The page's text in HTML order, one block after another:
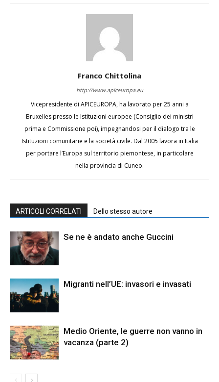
Franco Chittolina
http://www.apiceuropa.eu
Vicepresidente di APICEUROPA, ha lavorato per 25 anni a
Bruxelles presso le Istituzioni europee (Consiglio dei ministri
prima e Commissione poi), impegnandosi per il dialogo tra le
Istituzioni comunitarie e la società civile. Dal 2005 lavora in Italia
per portare l’Europa sul territorio piemontese, in particolare
nella provincia di Cuneo.
ARTICOLI CORRELATI Dello stesso autore
Se ne è andato anche Guccini
Migranti nell’UE: invasori e invasati
Medio Oriente, le guerre non vanno in
vacanza (parte 2)